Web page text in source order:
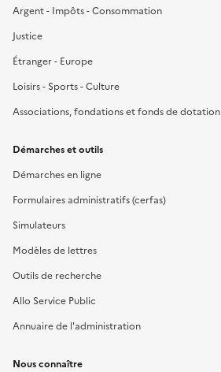
Argent - Impôts - Consommation
Justice
Étranger - Europe
Loisirs - Sports - Culture
Associations, fondations et fonds de dotation
Démarches et outils
Démarches en ligne
Formulaires administratifs (cerfas)
Simulateurs
Modèles de lettres
Outils de recherche
Allo Service Public
Annuaire de l'administration
Nous connaître